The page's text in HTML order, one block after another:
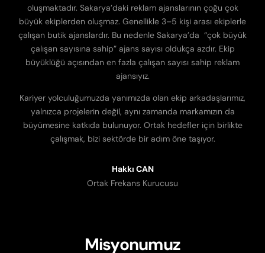
oluşmaktadır. Sakarya’daki reklam ajanslarının çoğu çok
büyük ekiplerden oluşmaz. Genellikle 3–5 kişi arası ekiplerle
çalışan butik ajanslardır. Bu nedenle Sakarya’da “çok büyük
çalışan sayısına sahip” ajans sayısı oldukça azdır. Ekip
büyüklüğü açısından en fazla çalışan sayısı sahip reklam
ajansıyız.
Kariyer yolculuğumuzda yanımızda olan ekip arkadaşlarımız,
yalnızca projelerin değil, aynı zamanda markamızın da
büyümesine katkıda bulunuyor. Ortak hedefler için birlikte
çalışmak, bizi sektörde bir adım öne taşıyor.
Hakkı CAN
Ortak Frekans Kurucusu
Misyonumuz